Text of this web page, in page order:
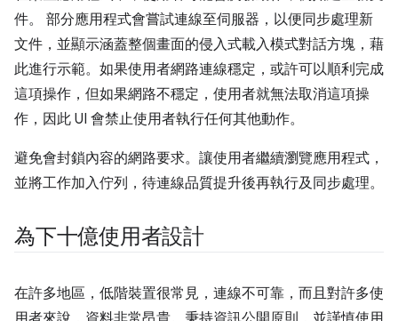
件。 部分應用程式會嘗試連線至伺服器，以便同步處理新
文件，並顯示涵蓋整個畫面的侵入式載入模式對話方塊，藉
此進行示範。如果使用者網路連線穩定，或許可以順利完成
這項操作，但如果網路不穩定，使用者就無法取消這項操
作，因此 UI 會禁止使用者執行任何其他動作。
避免會封鎖內容的網路要求。讓使用者繼續瀏覽應用程式，
並將工作加入佇列，待連線品質提升後再執行及同步處理。
為下十億使用者設計
在許多地區，低階裝置很常見，連線不可靠，而且對許多使